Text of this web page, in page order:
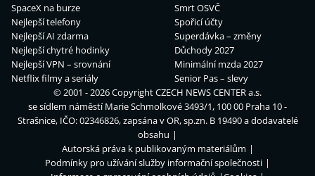
SpaceX na burze
Nejlepší telefony
Nejlepší AI zdarma
Nejlepší chytré hodinky
Nejlepší VPN – srovnání
Netflix filmy a seriály
Smrt OSVČ
Spořicí účty
Superdávka – změny
Důchody 2027
Minimální mzda 2027
Senior Pas – slevy
© 2001 - 2026 CopyrightCZECH NEWS CENTER a.s.
se sídlem náměstí Marie Schmolkové 3493/1, 100 00 Praha 10 -
Strašnice, IČO: 02346826, zapsána v OR, sp.zn. B 19490 a dodavatelé
obsahu
Autorská práva k publikovaným materiálům
Podmínky pro užívání služby informační společnosti